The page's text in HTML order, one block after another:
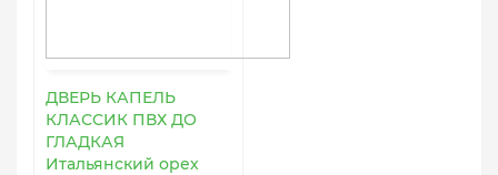
ДВЕРЬ КАПЕЛЬ
КЛАССИК ПВХ ДО
ГЛАДКАЯ
Итальянский орех